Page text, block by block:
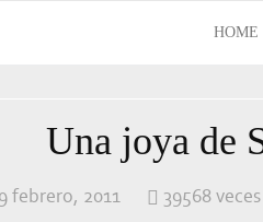
HOME
Una joya de
9 febrero, 2011 39568 veces